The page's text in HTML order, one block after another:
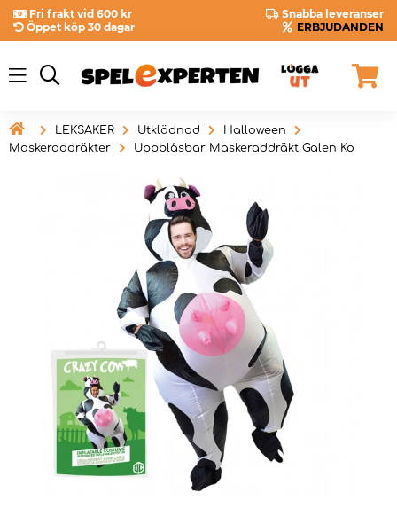
Fri frakt vid 600 kr
Snabba leveranser
Öppet köp 30 dagar
ERBJUDANDEN
 LEKSAKER Utklädnad
Halloween
Maskeraddräkter
Uppblåsbar Maskeraddräkt Galen Ko